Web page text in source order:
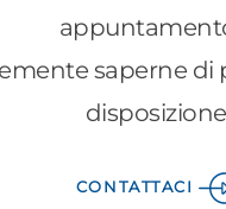
saperne di
CONTATTACI